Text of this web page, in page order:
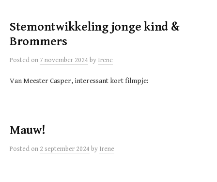
Stemontwikkeling jonge kind &
Brommers
Posted on7 november 2024 by Irene
Van Meester Casper, interessant kort filmpje:
Mauw!
Posted on 2 september 2024 by Irene